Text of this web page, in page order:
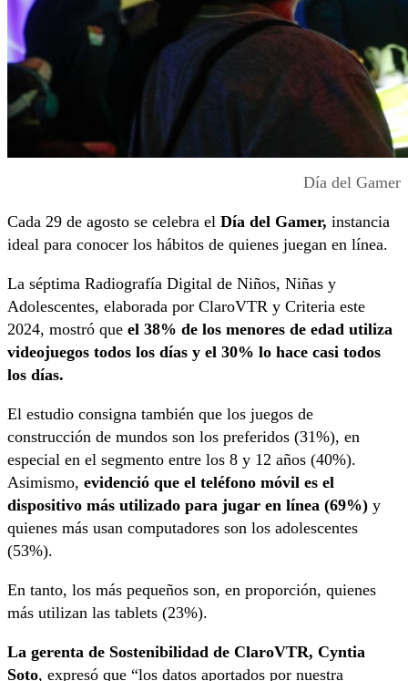
Día del Gamer
Cada 29 de agosto se celebra el Día del Gamer, instancia
ideal para conocer los hábitos de quienes juegan en línea.
La séptima Radiografía Digital de Niños, Niñas y
Adolescentes, elaborada por ClaroVTR y Criteria este
2024, mostró que el 38% de los menores de edad utiliza
videojuegos todos los días y el 30% lo hace casi todos
los días.
El estudio consigna también que los juegos de
construcción de mundos son los preferidos (31%), en
especial en el segmento entre los 8 y 12 años (40%).
Asimismo, evidenció que el teléfono móvil es el
dispositivo más utilizado para jugar en línea (69%) y
quienes más usan computadores son los adolescentes
(53%).
En tanto, los más pequeños son, en proporción, quienes
más utilizan las tablets (23%).
La gerenta de Sostenibilidad de ClaroVTR, Cyntia
Soto, expresó que “los datos aportados por nuestra